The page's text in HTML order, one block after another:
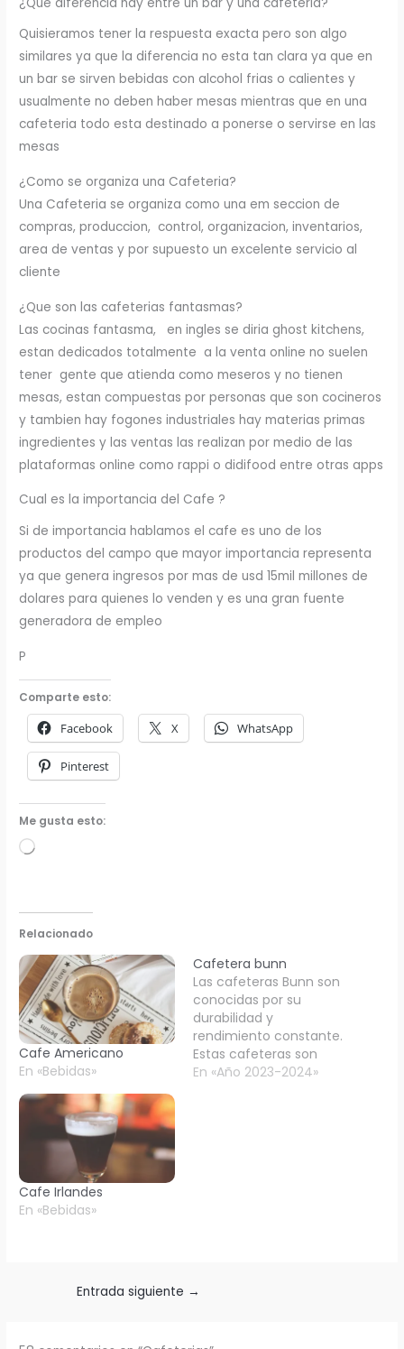
Quisieramos tener la respuesta exacta pero son algo
similares ya que la diferencia no esta tan clara ya que en
un bar se sirven bebidas con alcohol frias o calientes y
usualmente no deben haber mesas mientras que en una
cafeteria todo esta destinado a ponerse o servirse en las
mesas
¿Como se organiza una Cafeteria?
Una Cafeteria se organiza como una em seccion de
compras, produccion, control, organizacion, inventarios,
area de ventas y por supuesto un excelente servicio al
cliente
¿Que son las cafeterias fantasmas?
Las cocinas fantasma, en ingles se diria ghost kitchens,
estan dedicados totalmente a la venta online no suelen
tener gente que atienda como meseros y no tienen
mesas, estan compuestas por personas que son cocineros
y tambien hay fogones industriales hay materias primas
ingredientes y las ventas las realizan por medio de las
plataformas online como rappi o didifood entre otras apps
Cual es la importancia del Cafe ?
Si de importancia hablamos el cafe es uno de los
productos del campo que mayor importancia representa
ya que genera ingresos por mas de usd 15mil millones de
dolares para quienes lo venden y es una gran fuente
generadora de empleo
P
Comparte esto:
Facebook X WhatsApp
Pinterest
Me gusta esto:
Cargando...
Relacionado
Cafe Americano
En «Bebidas»
Cafetera bunn
Las cafeteras Bunn son
conocidas por su
durabilidad y
rendimiento constante.
Estas cafeteras son
ideales para uso
de…
En «Año 2023-2024»
Cafe Irlandes
En «Bebidas»
Entrada siguiente →